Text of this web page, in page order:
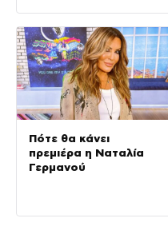
Πότε θα κάνει
πρεμιέρα η Ναταλία
Γερμανού